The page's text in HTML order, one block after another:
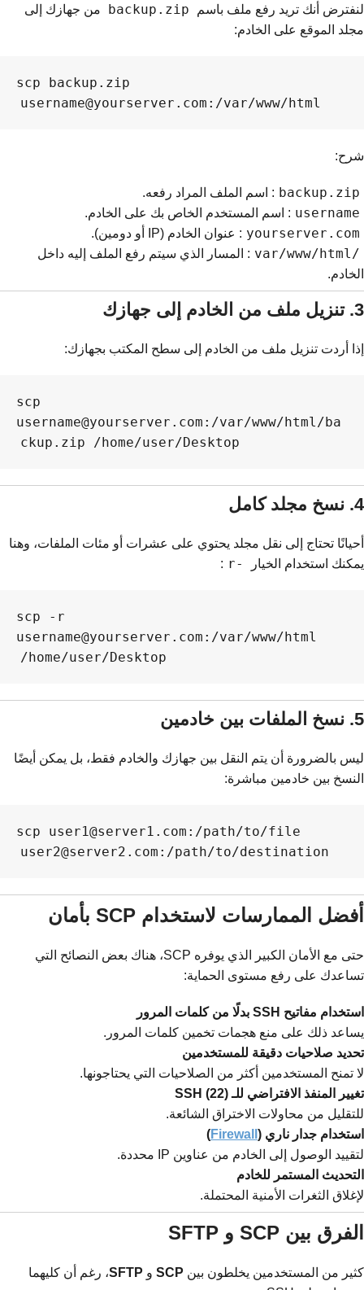
لنفترض أنك تريد رفع ملف باسم backup.zip
من جهازك إلى
مجلد الموقع على الخادم:
scp backup.zip
username@yourserver.com:/var/www/html
شرح:
backup.zip : اسم الملف المراد رفعه.
username : اسم المستخدم الخاص بك على الخادم.
yourserver.com : عنوان الخادم (IP أو دومين).
/var/www/html
: المسار الذي سيتم رفع الملف إليه داخل
الخادم.
3. تنزيل ملف من الخادم إلى جهازك
إذا أردت تنزيل ملف من الخادم إلى سطح المكتب بجهازك:
scp
username@yourserver.com:/var/www/html/ba
ckup.zip /home/user/Desktop
4. نسخ مجلد كامل
أحيانًا تحتاج إلى نقل مجلد يحتوي على عشرات أو مئات الملفات، وهنا
يمكنك استخدام الخيار
-r
:
scp -r
username@yourserver.com:/var/www/html
/home/user/Desktop
5. نسخ الملفات بين خادمين
ليس بالضرورة أن يتم النقل بين جهازك والخادم فقط، بل يمكن أيضًا
النسخ بين خادمين مباشرة:
scp user1@server1.com:/path/to/file
user2@server2.com:/path/to/destination
أفضل الممارسات لاستخدام SCP بأمان
حتى مع الأمان الكبير الذي يوفره SCP، هناك بعض النصائح التي
تساعدك على رفع مستوى الحماية:
استخدام مفاتيح SSH بدلًا من كلمات المرور
يساعد ذلك على منع هجمات تخمين كلمات المرور.
تحديد صلاحيات دقيقة للمستخدمين
لا تمنح المستخدمين أكثر من الصلاحيات التي يحتاجونها.
تغيير المنفذ الافتراضي للـ SSH (22)
للتقليل من محاولات الاختراق الشائعة.
استخدام جدار ناري ( Firewall
)
لتقييد الوصول إلى الخادم من عناوين IP محددة.
التحديث المستمر للخادم
لإغلاق الثغرات الأمنية المحتملة.
الفرق بين SCP و SFTP
كثير من المستخدمين يخلطون بين SCP و SFTP، رغم أن كليهما